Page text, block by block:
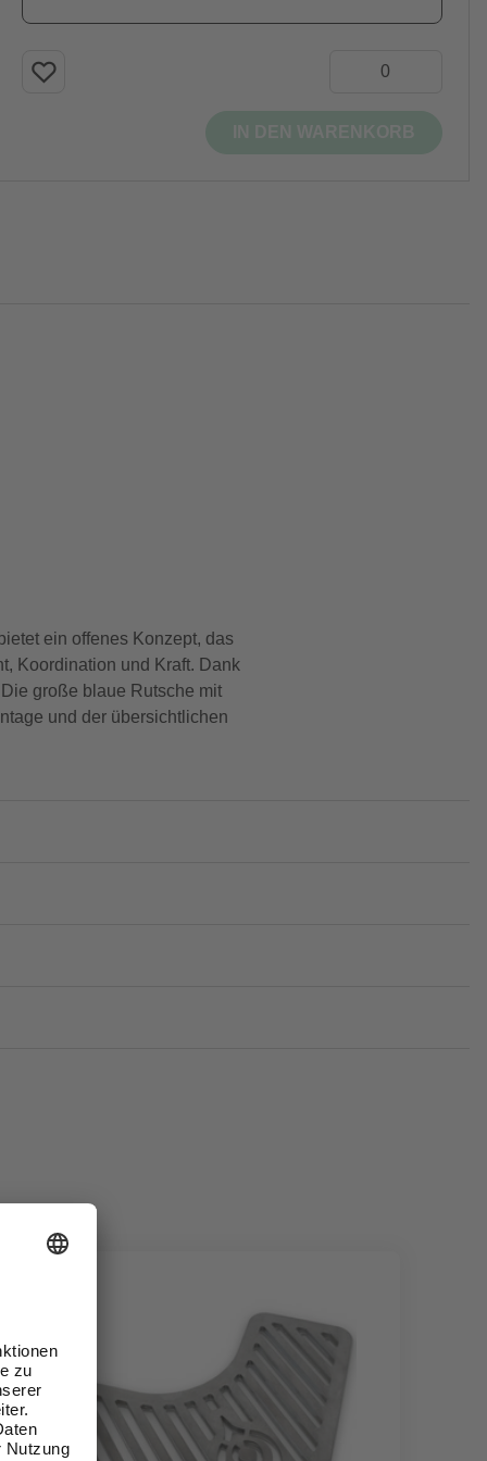
ein offenes Konzept, das
Koordination und Kraft. Dank
große blaue Rutsche mit
und der übersichtlichen